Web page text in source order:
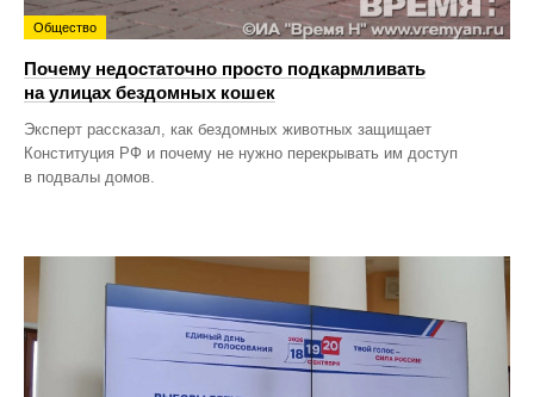
Общество
Почему недостаточно просто подкармливать
на улицах бездомных кошек
Эксперт рассказал, как бездомных животных защищает
Конституция РФ и почему не нужно перекрывать им доступ
в подвалы домов.